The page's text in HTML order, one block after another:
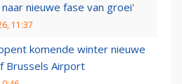
nieuwe fase van groei'
11:37
komende winter nieuwe
Brussels Airport